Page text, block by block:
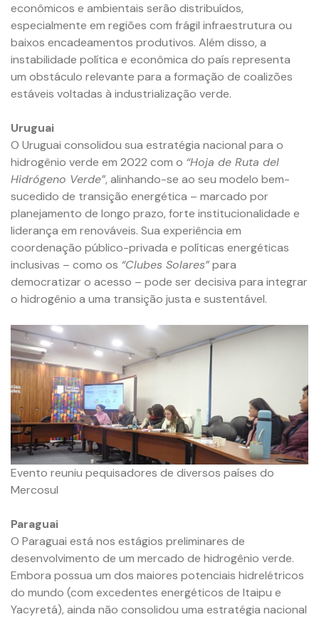
econômicos e ambientais serão distribuídos,
especialmente em regiões com frágil infraestrutura ou
baixos encadeamentos produtivos. Além disso, a
instabilidade política e econômica do país representa
um obstáculo relevante para a formação de coalizões
estáveis voltadas à industrialização verde.
Uruguai
O Uruguai consolidou sua estratégia nacional para o
hidrogênio verde em 2022 com o “Hoja de Ruta del
Hidrógeno Verde”, alinhando-se ao seu modelo bem-
sucedido de transição energética – marcado por
planejamento de longo prazo, forte institucionalidade e
liderança em renováveis. Sua experiência em
coordenação público-privada e políticas energéticas
inclusivas – como os “Clubes Solares”para
democratizar o acesso – pode ser decisiva para integrar
o hidrogênio a uma transição justa e sustentável.
Evento reuniu pequisadores de diversos países do
Mercosul
Paraguai
O Paraguai está nos estágios preliminares de
desenvolvimento de um mercado de hidrogênio verde.
Embora possua um dos maiores potenciais hidrelétricos
do mundo (com excedentes energéticos de Itaipu e
Yacyretá), ainda não consolidou uma estratégia nacional